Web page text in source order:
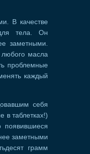
В качестве
тела. Он
заметными.
любого масла
проблемные
каждый
себя
в таблетках!)
появившиеся
заметными
грамм